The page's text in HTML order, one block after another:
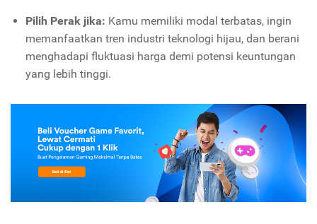
Pilih Perak jika: Kamu memiliki modal terbatas, ingin
memanfaatkan tren industri teknologi hijau, dan berani
menghadapi fluktuasi harga demi potensi keuntungan
yang lebih tinggi.